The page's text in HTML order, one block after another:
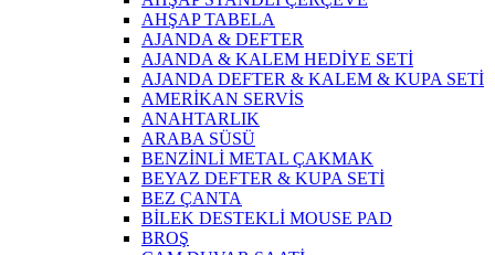
AHŞAP TABELA
AJANDA & DEFTER
AJANDA & KALEM HEDİYE SETİ
AJANDA DEFTER & KALEM & KUPA SETİ
AMERİKAN SERVİS
ANAHTARLIK
ARABA SÜSÜ
BENZİNLİ METAL ÇAKMAK
BEYAZ DEFTER & KUPA SETİ
BEZ ÇANTA
BİLEK DESTEKLİ MOUSE PAD
BROŞ